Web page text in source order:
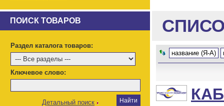
ПОИСК ТОВАРОВ
Раздел каталога товаров:
Ключевое слово:
Детальный поиск
название (Я-А)